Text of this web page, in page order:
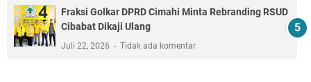
Fraksi Golkar DPRD Cimahi Minta Rebranding RSUD
Cibabat Dikaji Ulang
Juli 22, 2026 Tidak ada komentar